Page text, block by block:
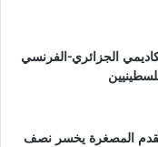
الجزائري-الفرنسي
المصغرة يخسر نصف